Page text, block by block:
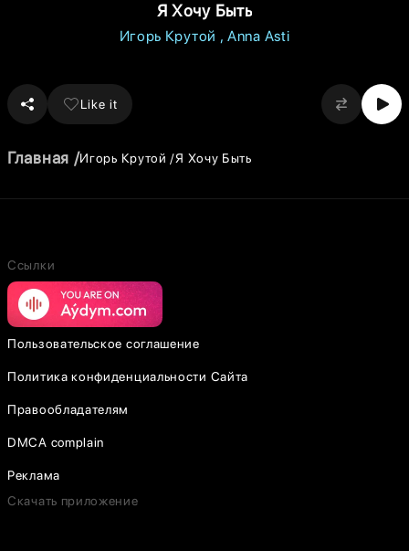
Я Хочу Быть
Игорь Крутой Anna Asti
Like it
Главная Игорь Крутой Я Хочу Быть
Ссылки
Пользовательское соглашение
Политика конфиденциальности Сайта
Правообладателям
DMCA complain
Реклама
Скачать приложение